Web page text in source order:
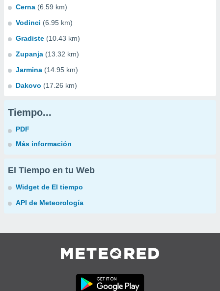
Cerna (6.59 km)
Vodinci (6.95 km)
Gradiste (10.43 km)
Zupanja (13.32 km)
Jarmina (14.95 km)
Dakovo (17.26 km)
Tiempo...
PDF
Más información
El Tiempo en tu Web
Widget de El tiempo
API de Meteorología